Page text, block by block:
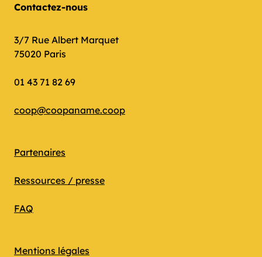
Contactez-nous
3/7 Rue Albert Marquet
75020 Paris
01 43 71 82 69
coop@coopaname.coop
Partenaires
Ressources / presse
FAQ
Mentions légales